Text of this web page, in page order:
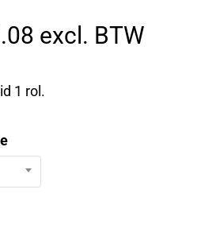
Prijsklasse:
tot
€10.08
excl. BTW
1 rol.